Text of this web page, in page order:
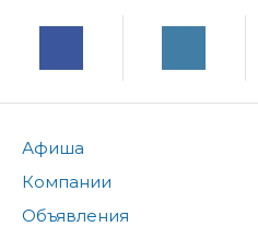
Афиша
Компании
Объявления